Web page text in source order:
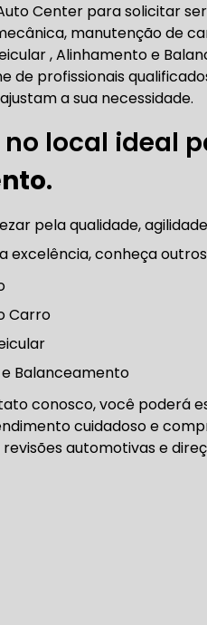
TROCA CORREIA
TROCA DA
CORREIA DENTADA
DIREÇÃO
Center para solicitar
manutenção de
, Alinhamento e
de profissionais
a sua necessidade.
local ideal
.
pela qualidade,
excelência, conheça
Carro
e Balanceamento
conosco, você poderá
cuidadoso e
automotivas e